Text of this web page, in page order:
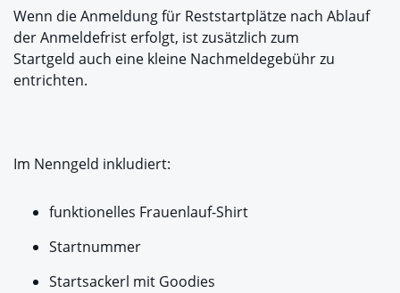
Wenn die Anmeldung für Reststartplätze nach Ablauf
der Anmeldefrist erfolgt, ist zusätzlich zum
Startgeld auch eine kleine Nachmeldegebühr zu
entrichten.
Im Nenngeld inkludiert:
funktionelles Frauenlauf-Shirt
Startnummer
Startsackerl mit Goodies